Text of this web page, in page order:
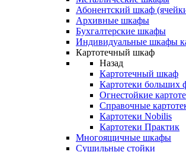
Абонентский шкаф
Архивные шкафы
Бухгалтерские шкафы
Индивидуальные шкафы
Картотечный шкаф
Назад
Картотечный шкаф
Картотеки больших
Огнестойкие
Справочные
Картотеки Nobilis
Картотеки Практик
Многоящичные шкафы
Сушильные стойки